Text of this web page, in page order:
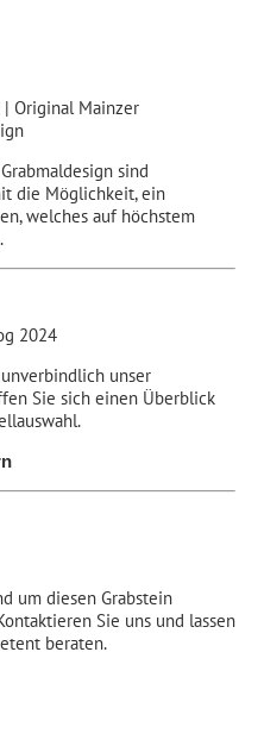
sind
die Möglichkeit, ein
welches auf höchstem
unser
Sie sich einen Überblick
um diesen Grabstein
Sie uns und lassen
beraten.